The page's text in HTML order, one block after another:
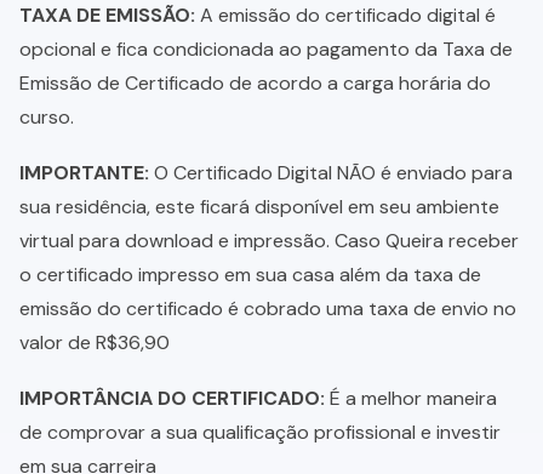
TAXA DE EMISSÃO: A emissão do certificado digital é
opcional e fica condicionada ao pagamento da Taxa de
Emissão de Certificado de acordo a carga horária do
curso.
IMPORTANTE: O Certificado Digital NÃO é enviado para
sua residência, este ficará disponível em seu ambiente
virtual para download e impressão. Caso Queira receber
o certificado impresso em sua casa além da taxa de
emissão do certificado é cobrado uma taxa de envio no
valor de R$36,90
IMPORTÂNCIA DO CERTIFICADO: É a melhor maneira
de comprovar a sua qualificação profissional e investir
em sua carreira